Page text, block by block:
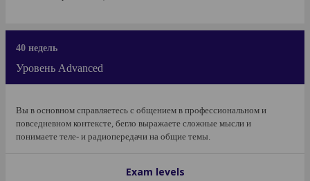
40 недель
Уровень Advanced
Вы в основном справляетесь с общением в профессиональном и
повседневном контексте, бегло выражаете сложные мысли и
понимаете теле- и радиопередачи на общие темы.
Exam levels